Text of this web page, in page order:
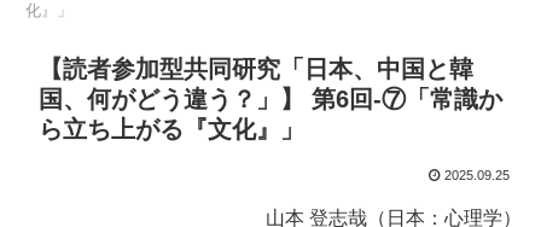
化』」
【読者参加型共同研究「日本、中国と韓
国、何がどう違う？」】 第6回-⑦「常識か
ら立ち上がる『文化』」
2025.09.25
山本 登志哉（日本：心理学）